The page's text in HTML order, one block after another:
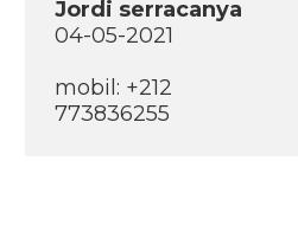
Jordi serracanya
04-05-2021
mobil: +212
773836255